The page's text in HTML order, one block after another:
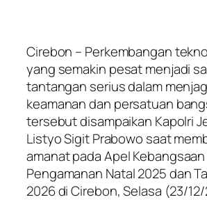
Cirebon – Perkembangan
yang semakin pesat menjadi
tantangan serius dalam
keamanan dan persatuan
tersebut disampaikan Kapolri
Listyo Sigit Prabowo saat
amanat pada Apel
Pengamanan Natal 2025 dan
2026 di Cirebon, Selasa (23/